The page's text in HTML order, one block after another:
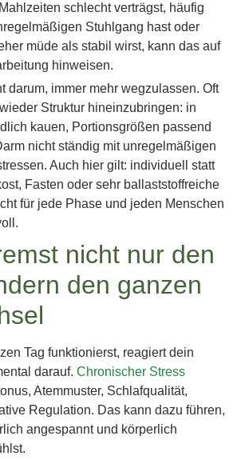
schlecht verträgst, häufig
Stuhlgang hast oder
müde als stabil wirst, kann das auf
hinweisen.
darum, immer mehr wegzulassen. Oft
Struktur hineinzubringen: in
kauen, Portionsgrößen passend
nicht ständig mit unregelmäßigen
Auch hier gilt: individuell statt
Fasten oder sehr ballaststoffreiche
für jede Phase und jeden Menschen
nicht nur den
den ganzen
Tag funktionierst, reagiert dein
darauf. Chronischer Stress
Atemmuster, Schlafqualität,
Regulation. Das kann dazu führen,
angespannt und körperlich